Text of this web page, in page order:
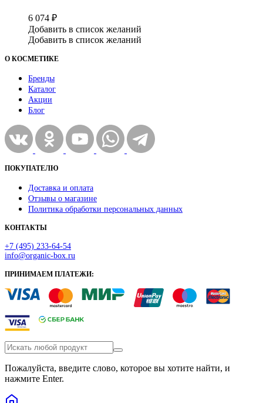
6 074 ₽
Добавить в список желаний
Добавить в список желаний
О КОСМЕТИКЕ
Бренды
Каталог
Акции
Блог
ПОКУПАТЕЛЮ
Доставка и оплата
Отзывы о магазине
Политика обработки персональных данных
КОНТАКТЫ
+7 (495) 233-64-54
info@organic-box.ru
ПРИНИМАЕМ ПЛАТЕЖИ:
Пожалуйста, введите слово, которое вы хотите найти, и
нажмите Enter.